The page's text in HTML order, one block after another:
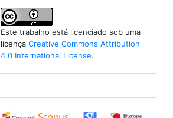
Este trabalho está licenciado sob uma
licençaCreative Commons Attribution
4.0 International License.